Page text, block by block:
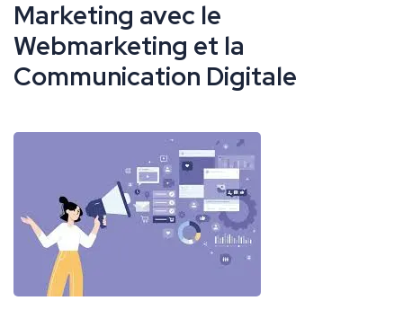
Marketing avec le
Webmarketing et la
Communication Digitale